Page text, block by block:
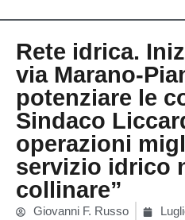
Rete idrica.
via Marano-
potenziare le
Sindaco
operazioni
servizio idrico
collinare”
Giovanni F. Russo